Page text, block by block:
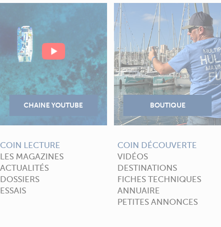
COIN LECTURE
LES MAGAZINES
ACTUALITÉS
DOSSIERS
ESSAIS
COIN DÉCOUVERTE
VIDÉOS
DESTINATIONS
FICHES TECHNIQUES
ANNUAIRE
PETITES ANNONCES